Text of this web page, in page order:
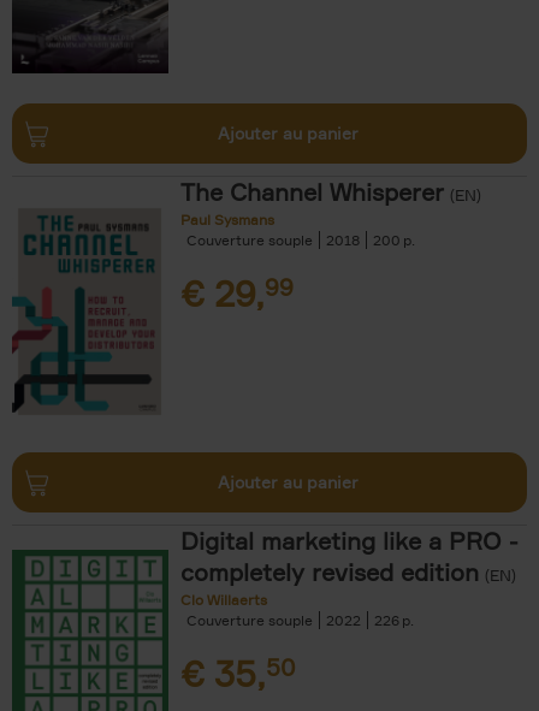
Ajouter au panier
The Channel Whisperer (EN)
Paul Sysmans
Couverture souple
2018 200
€ 29,99
Ajouter au panier
Digital marketing like a PRO -
completely revised edition (EN)
Clo Willaerts
Couverture souple
2022 226
€ 35,50